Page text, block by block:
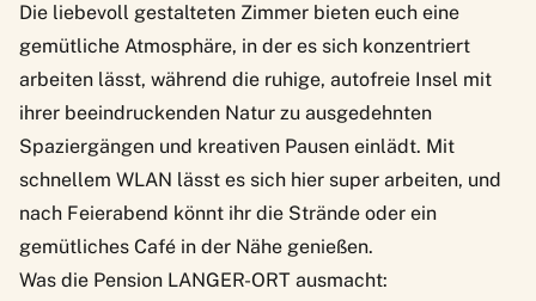
Die liebevoll gestalteten Zimmer bieten euch eine
gemütliche Atmosphäre, in der es sich konzentriert
arbeiten lässt, während die ruhige, autofreie Insel mit
ihrer beeindruckenden Natur zu ausgedehnten
Spaziergängen und kreativen Pausen einlädt. Mit
schnellem WLAN lässt es sich hier super arbeiten, und
nach Feierabend könnt ihr die Strände oder ein
gemütliches Café in der Nähe genießen.
Was die Pension LANGER-ORT ausmacht: